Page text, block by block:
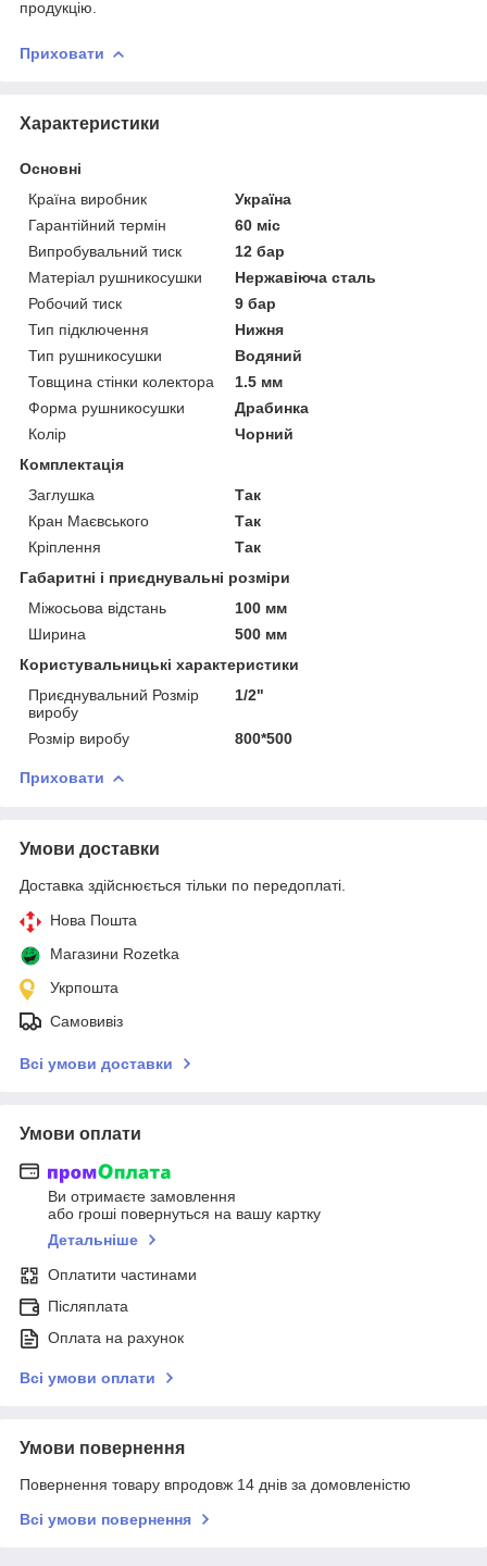
продукцію.
Приховати
Характеристики
Основні
Країна виробник
Україна
Гарантійний термін
60 міс
Випробувальний тиск
12 бар
Матеріал рушникосушки
Нержавіюча сталь
Робочий тиск
9 бар
Тип підключення
Нижня
Тип рушникосушки
Водяний
Товщина стінки колектора
1.5 мм
Форма рушникосушки
Драбинка
Колір
Чорний
Комплектація
Заглушка
Так
Кран Маєвського
Так
Кріплення
Так
Габаритні і приєднувальні розміри
Міжосьова відстань
100 мм
Ширина
500 мм
Користувальницькі характеристики
Приєднувальний Розмір
виробу
1/2"
Розмір виробу 800*500
Приховати
Умови доставки
Доставка здійснюється тільки по передоплаті.
Нова Пошта
Магазини Rozetka
Укрпошта
Самовивіз
Всі умови доставки
Умови оплати
Ви отримаєте замовлення
або гроші повернуться на вашу картку
Детальніше
Оплатити частинами
Післяплата
Оплата на рахунок
Всі умови оплати
Умови повернення
Повернення товару впродовж 14 днів за домовленістю
Всі умови повернення